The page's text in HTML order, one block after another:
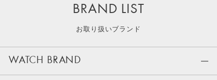
BRAND LIST
お取り扱いブランド
WATCH BRAND